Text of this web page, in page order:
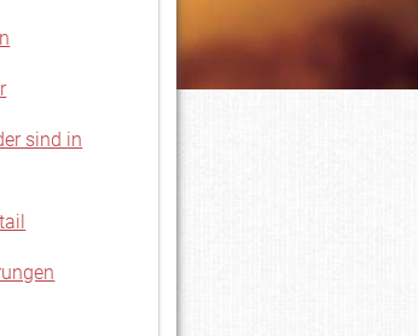
sind in